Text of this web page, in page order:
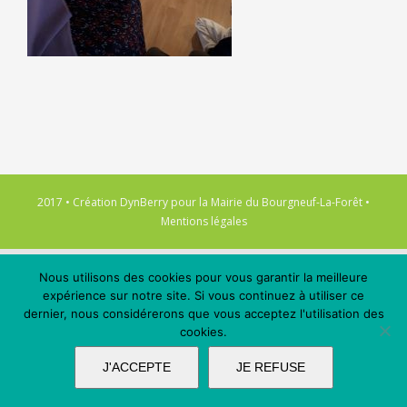
2017 • Création DynBerry pour la Mairie du Bourgneuf-La-Forêt •
Mentions légales
Nous utilisons des cookies pour vous garantir la meilleure
expérience sur notre site. Si vous continuez à utiliser ce
dernier, nous considérerons que vous acceptez l'utilisation des
cookies.
J'ACCEPTE JE REFUSE